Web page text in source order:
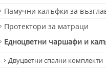
Памучни калъфки за
Протектори за матраци
Едноцветни чаршафи и
Двуцветни спални комплекти